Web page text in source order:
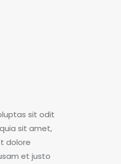
sit odit
sit amet,
dolore
et justo